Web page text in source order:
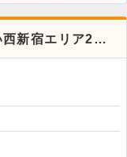
新宿エリア2階